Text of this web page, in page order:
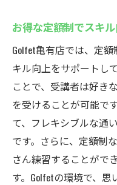
お得な定額制でスキ
Golfet亀有店では、定
キル向上をサポートし
ことで、受講者は好き
を受けることが可能で
て、フレキシブルな通
です。さらに、定額制
さん練習することがで
す。Golfetの環境で、